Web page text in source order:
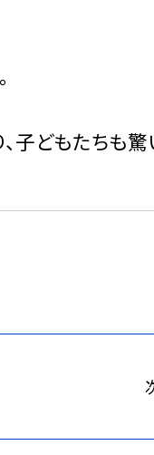
子どもたちも驚